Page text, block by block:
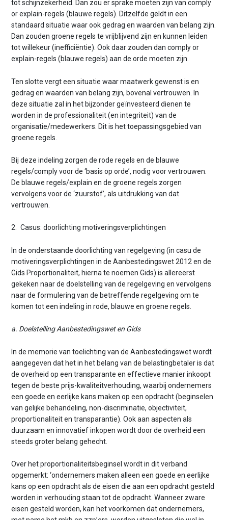
tot schijnzekerheid. Dan zou er sprake moeten zijn van comply
or explain-regels (blauwe regels). Ditzelfde geldt in een
standaard situatie waar ook gedrag en waarden van belang zijn.
Dan zouden groene regels te vrijblijvend zijn en kunnen leiden
tot willekeur (inefficiëntie). Ook daar zouden dan comply or
explain-regels (blauwe regels) aan de orde moeten zijn.
Ten slotte vergt een situatie waar maatwerk gewenst is en
gedrag en waarden van belang zijn, bovenal vertrouwen. In
deze situatie zal in het bijzonder geïnvesteerd dienen te
worden in de professionaliteit (en integriteit) van de
organisatie/medewerkers. Dit is het toepassingsgebied van
groene regels.
Bij deze indeling zorgen de rode regels en de blauwe
regels/comply voor de ‘basis op orde’, nodig voor vertrouwen.
De blauwe regels/explain en de groene regels zorgen
vervolgens voor de ‘zuurstof’, als uitdrukking van dat
vertrouwen.
2. Casus: doorlichting motiveringsverplichtingen
In de onderstaande doorlichting van regelgeving (in casu de
motiveringsverplichtingen in de Aanbestedingswet 2012 en de
Gids Proportionaliteit, hierna te noemen Gids) is allereerst
gekeken naar de doelstelling van de regelgeving en vervolgens
naar de formulering van de betreffende regelgeving om te
komen tot een indeling in rode, blauwe en groene regels.
a. Doelstelling Aanbestedingswet en Gids
In de memorie van toelichting van de Aanbestedingswet wordt
aangegeven dat het in het belang van de belastingbetaler is dat
de overheid op een transparante en effectieve manier inkoopt
tegen de beste prijs-kwaliteitverhouding, waarbij ondernemers
een goede en eerlijke kans maken op een opdracht (beginselen
van gelijke behandeling, non-discriminatie, objectiviteit,
proportionaliteit en transparantie). Ook aan aspecten als
duurzaam en innovatief inkopen wordt door de overheid een
steeds groter belang gehecht.
Over het proportionaliteitsbeginsel wordt in dit verband
opgemerkt: ‘ondernemers maken alleen een goede en eerlijke
kans op een opdracht als de eisen die aan een opdracht gesteld
worden in verhouding staan tot de opdracht. Wanneer zware
eisen gesteld worden, kan het voorkomen dat ondernemers,